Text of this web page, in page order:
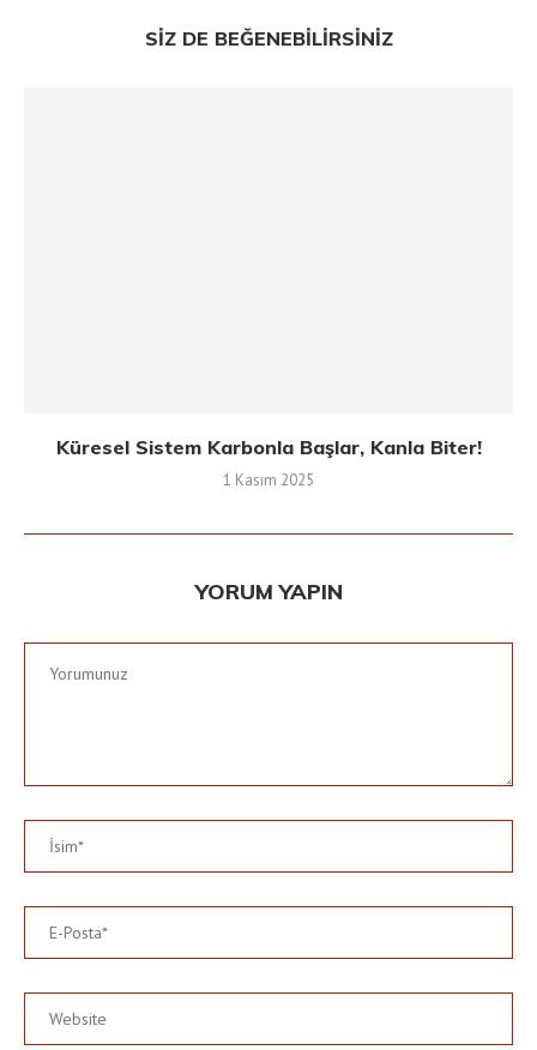
SIZ DE BEĞENEBILIRSINIZ
Küresel Sistem Karbonla Başlar, Kanla Biter!
1 Kasım 2025
YORUM YAPIN